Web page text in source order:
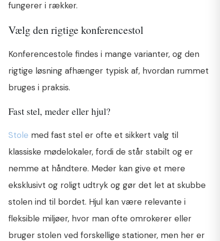
fungerer i rækker.
Vælg den rigtige konferencestol
Konferencestole findes i mange varianter, og den
rigtige løsning afhænger typisk af, hvordan rummet
bruges i praksis.
Fast stel, meder eller hjul?
Stole med fast stel er ofte et sikkert valg til
klassiske mødelokaler, fordi de står stabilt og er
nemme at håndtere. Meder kan give et mere
eksklusivt og roligt udtryk og gør det let at skubbe
stolen ind til bordet. Hjul kan være relevante i
fleksible miljøer, hvor man ofte omrokerer eller
bruger stolen ved forskellige stationer, men her er